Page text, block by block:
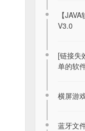
【
V3.0
[链接失
单的软
横屏游
蓝牙文